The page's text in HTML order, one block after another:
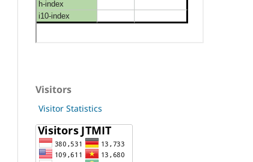
Visitors
Visitor Statistics